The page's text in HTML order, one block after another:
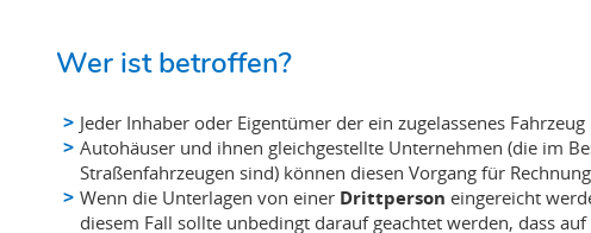
Wer ist betroffen?
Jeder Inhaber oder Eigentümer der ein zugelassenes
Autohäuser und ihnen gleichgestellte Unternehmen (die im
Straßenfahrzeugen sind) können diesen Vorgang für
Wenn die Unterlagen von einer Drittperson eingereicht
diesem Fall sollte unbedingt darauf geachtet werden, dass